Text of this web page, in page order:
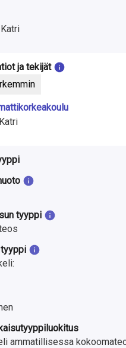
ja tekijät
tyyppi
ammatillisessa